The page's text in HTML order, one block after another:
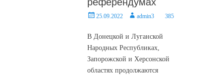
Posted25.09.2022 Authoradmin3 385
В Донецкой и Луганской
Народных Республиках,
Запорожской и Херсонской
областях продолжаются